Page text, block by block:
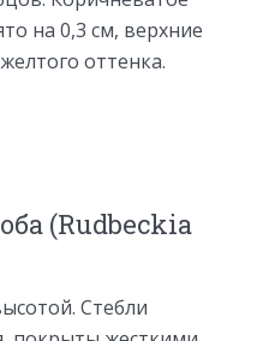
на 0,3 см, верхние
оттенка.
(Rudbeckia
Стебли